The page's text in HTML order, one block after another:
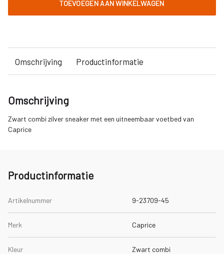
TOEVOEGEN AAN WINKELWAGEN
Omschrijving Productinformatie
Omschrijving
Zwart combi zilver sneaker met een uitneembaar voetbed van
Caprice
Productinformatie
Artikelnummer 9-23709-45
Merk Caprice
Kleur Zwart combi